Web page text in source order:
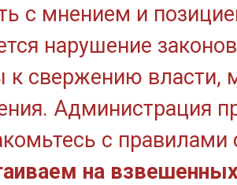
с мнением и
нарушение
свержению власти,
Администрация
с правилами
на